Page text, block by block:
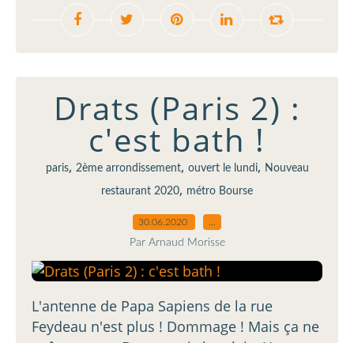
Drats (Paris 2) :
c'est bath !
paris, 2ème arrondissement, ouvert le lundi, Nouveau
restaurant 2020, métro Bourse
30.06.2020
Par Arnaud Morisse
L'antenne de Papa Sapiens de la rue
Feydeau n'est plus ! Dommage ! Mais ça ne